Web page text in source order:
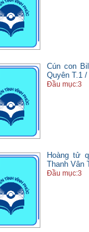
Cún con
Quyên T.1 /
Đầu mục:3
Hoàng tử
Thanh Vân
Đầu mục:3